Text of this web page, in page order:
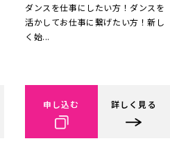
ダンスを仕事にしたい方！ダンスを
活かしてお仕事に繋げたい方！新し
く始...
申し込む 詳しく見る